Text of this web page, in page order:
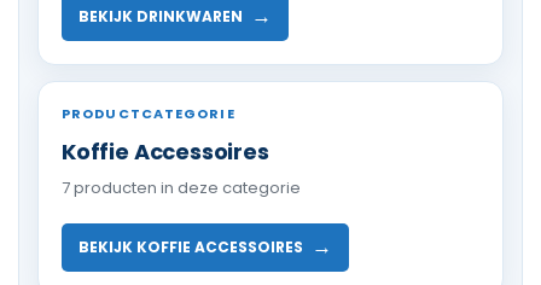
BEKIJK DRINKWAREN →
PRODUCTCATEGORIE
Koffie Accessoires
7 producten in deze categorie
BEKIJK KOFFIE ACCESSOIRES →